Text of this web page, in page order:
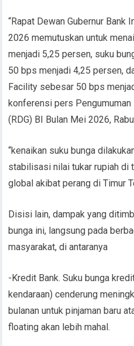
“Rapat Dewan Gubernur
2026 memutuskan untuk
menjadi 5,25 persen, suku
50 bps menjadi 4,25 persen,
Facility sebesar 50 bps
konferensi pers Pengumuman
(RDG) BI Bulan Mei 2026,
“kenaikan suku bunga
stabilisasi nilai tukar rupiah di
global akibat perang di Timur
Disisi lain, dampak yang
bunga ini, langsung pada
masyarakat, di antaranya
-Kredit Bank. Suku bunga
kendaraan) cenderung
bulanan untuk pinjaman baru
floating akan lebih mahal.